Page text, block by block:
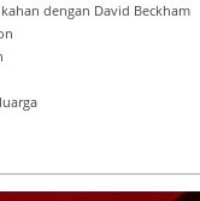
dengan David Beckham